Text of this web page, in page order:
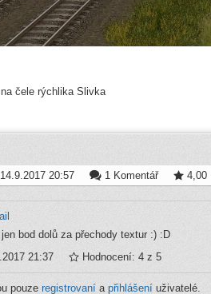
čele rýchlika Slivka
14.9.2017 20:57 1 Komentář 4,00
bod dolů za přechody textur :) :D
21:37
Hodnocení: 4 z 5
pouze registrovaní a přihlášení uživatelé.